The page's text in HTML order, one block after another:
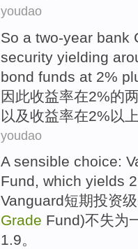
youdao
So a two-year bank
security yielding
bond funds at 2%
因此收益率在2%的
以及 收益率在2% 以上
youdao
A sensible choice:
Fund, which yields
Vanguard短期投资级
Grade Fund)不失为
1.9。